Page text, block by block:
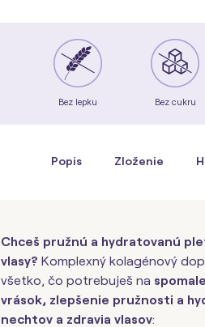
Bez lepku Bez cukru
Popis Zloženie
Chceš pružnú a hydratovanú
vlasy? Komplexný kolagénový
všetko, čo potrebuješ na
vrások, zlepšenie pružnosti a
nechtov a zdravia vlasov: